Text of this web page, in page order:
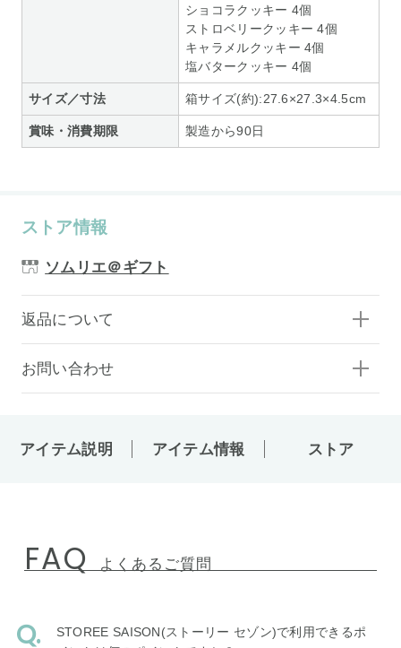
ショコラクッキー 4個
ストロベリークッキー 4個
キャラメルクッキー 4個
塩バタークッキー 4個
サイズ／寸法 箱サイズ(約):27.6×27.3×4.5cm
賞味・消費期限 製造から90日
ストア情報
ソムリエ＠ギフト
返品について
お問い合わせ
アイテム説明 アイテム情報 ストア
FAQ よくあるご質問
STOREE SAISON(ストーリー セゾン)で利用できるポ